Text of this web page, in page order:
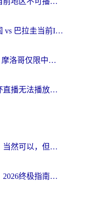
在海外看世界杯直播德国 vs 巴拉圭当前IP受限制？这篇指南帮你轻松解决地区限制
在国外看世界杯法国 VS 摩洛哥仅限中国大陆？别让地域限制拦下你的欢呼
在澳大利亚看抖音世界杯直播无法播放？海外党体育观赛终极指南来了！
身在国外可以玩王者吗？当然可以，但你需要这份“加速”指南
海外游戏加速器哪个好？2026终极指南帮你畅玩国服+解决卡顿难题